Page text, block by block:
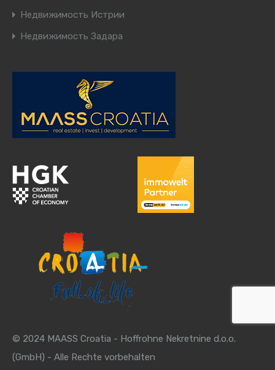
Недвижимость Истрии
Недвижимость Задара
© 2024 MAASS Croatia - Hoffrohne Nekretnine d.o.o.
(GmbH) - Alle Rechte vorbehalten